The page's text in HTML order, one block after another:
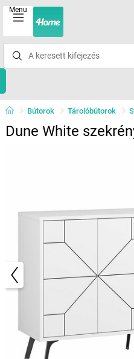
Menu
Bútorok Tárolóbútorok
Dune White